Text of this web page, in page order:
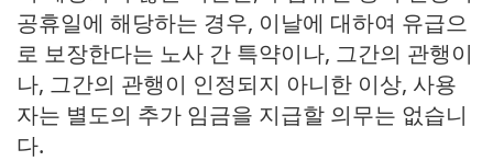
공휴일에 해당하는 경우, 이날에 대하여 유급으
로 보장한다는 노사 간 특약이나, 그간의 관행이
나, 그간의 관행이 인정되지 아니한 이상, 사용
자는 별도의 추가 임금을 지급할 의무는 없습니
다.